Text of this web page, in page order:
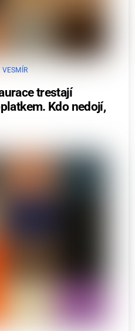
trestají
Kdo nedojí,